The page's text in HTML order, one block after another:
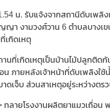
น. รับแจ้งจากสถานีดับเพลิ
ญา งามวงศ์วาน 6 ตำบลบางเ
เกิดเหตุ
านที่เกิดเหตุเป็นบ้านไม้ปลูกติด
อน ภายหลังเจ้าหน้าที่ดับเพลิงใ
าดเจ็บ ส่วนสาเหตุอยู่ระหว่างตร
ทลายโรงงานผลิตยาแมวเถื่อ